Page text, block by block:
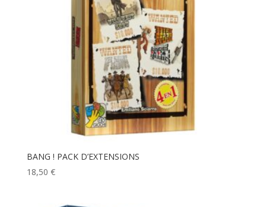
BANG ! PACK D’EXTENSIONS
18,50 €